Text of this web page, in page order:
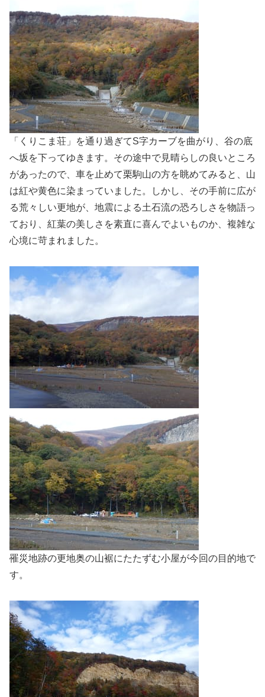
「くりこま荘」を通り過ぎてS字カーブを曲がり、谷の底
へ坂を下ってゆきます。その途中で見晴らしの良いところ
があったので、車を止めて栗駒山の方を眺めてみると、山
は紅や黄色に染まっていました。しかし、その手前に広が
る荒々しい更地が、地震による土石流の恐ろしさを物語っ
ており、紅葉の美しさを素直に喜んでよいものか、複雑な
心境に苛まれました。
罹災地跡の更地奥の山裾にたたずむ小屋が今回の目的地で
す。